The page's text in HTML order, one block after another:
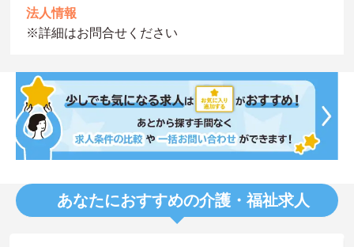
法人情報
※詳細はお問合せください
あなたにおすすめの介護・福祉求人